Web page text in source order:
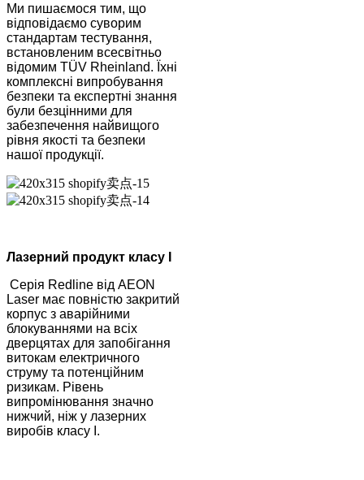
Ми пишаємося тим, що
відповідаємо суворим
стандартам тестування,
встановленим всесвітньо
відомим TÜV Rheinland. Їхні
комплексні випробування
безпеки та експертні знання
були безцінними для
забезпечення найвищого
рівня якості та безпеки
нашої продукції.
Лазерний продукт класу I
Серія Redline від AEON
Laser має повністю закритий
корпус з аварійними
блокуваннями на всіх
дверцятах для запобігання
витокам електричного
струму та потенційним
ризикам. Рівень
випромінювання значно
нижчий, ніж у лазерних
виробів класу I.